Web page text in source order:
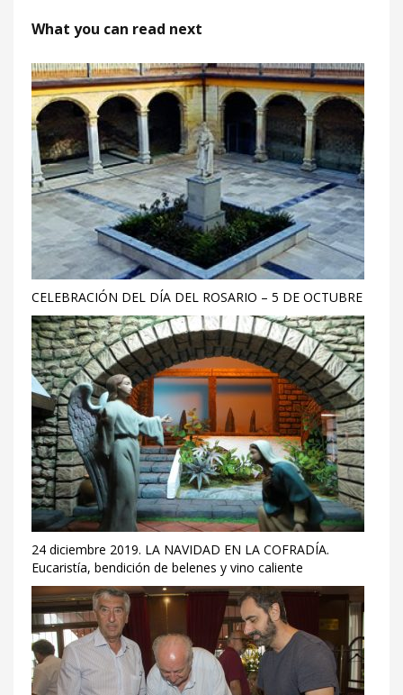
What you can read next
CELEBRACIÓN DEL DÍA DEL ROSARIO – 5 DE OCTUBRE
24 diciembre 2019. LA NAVIDAD EN LA COFRADÍA.
Eucaristía, bendición de belenes y vino caliente